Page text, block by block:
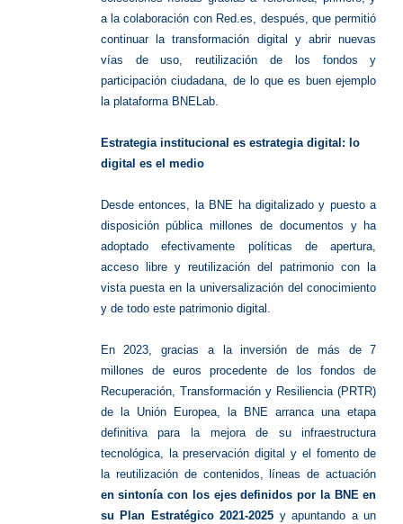
a la colaboración con Red.es, después, que permitió
continuar la transformación digital y abrir nuevas
vías de uso, reutilización de los fondos y
participación ciudadana, de lo que es buen ejemplo
la plataforma BNELab.
Estrategia institucional es estrategia digital: lo
digital es el medio
Desde entonces, la BNE ha digitalizado y puesto a
disposición pública millones de documentos y ha
adoptado efectivamente políticas de apertura,
acceso libre y reutilización del patrimonio con la
vista puesta en la universalización del conocimiento
y de todo este patrimonio digital.
En 2023, gracias a la inversión de más de 7
millones de euros procedente de los fondos de
Recuperación, Transformación y Resiliencia (PRTR)
de la Unión Europea, la BNE arranca una etapa
definitiva para la mejora de su infraestructura
tecnológica, la preservación digital y el fomento de
la reutilización de contenidos, líneas de actuación
en sintonía con los ejes definidos por la BNE en
su Plan Estratégico 2021-2025 y apuntando a un